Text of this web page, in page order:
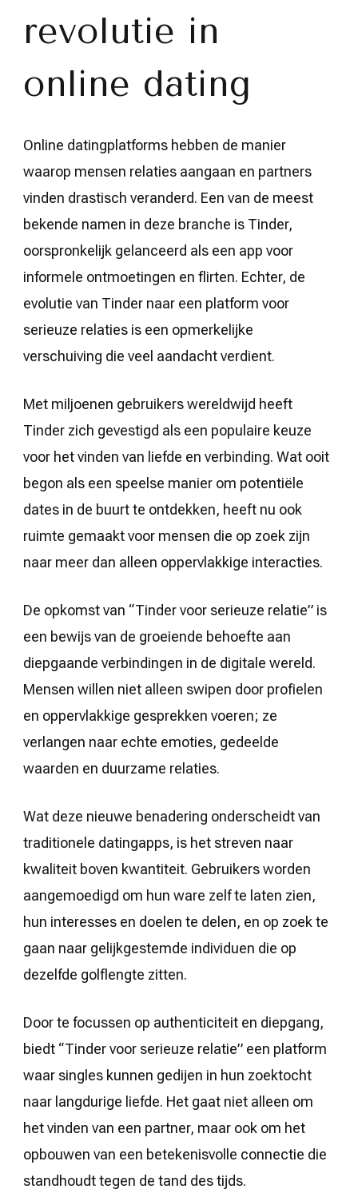
revolutie in
online dating
Online datingplatforms hebben de manier
waarop mensen relaties aangaan en partners
vinden drastisch veranderd. Een van de meest
bekende namen in deze branche is Tinder,
oorspronkelijk gelanceerd als een app voor
informele ontmoetingen en flirten. Echter, de
evolutie van Tinder naar een platform voor
serieuze relaties is een opmerkelijke
verschuiving die veel aandacht verdient.
Met miljoenen gebruikers wereldwijd heeft
Tinder zich gevestigd als een populaire keuze
voor het vinden van liefde en verbinding. Wat ooit
begon als een speelse manier om potentiële
dates in de buurt te ontdekken, heeft nu ook
ruimte gemaakt voor mensen die op zoek zijn
naar meer dan alleen oppervlakkige interacties.
De opkomst van “Tinder voor serieuze relatie” is
een bewijs van de groeiende behoefte aan
diepgaande verbindingen in de digitale wereld.
Mensen willen niet alleen swipen door profielen
en oppervlakkige gesprekken voeren; ze
verlangen naar echte emoties, gedeelde
waarden en duurzame relaties.
Wat deze nieuwe benadering onderscheidt van
traditionele datingapps, is het streven naar
kwaliteit boven kwantiteit. Gebruikers worden
aangemoedigd om hun ware zelf te laten zien,
hun interesses en doelen te delen, en op zoek te
gaan naar gelijkgestemde individuen die op
dezelfde golflengte zitten.
Door te focussen op authenticiteit en diepgang,
biedt “Tinder voor serieuze relatie” een platform
waar singles kunnen gedijen in hun zoektocht
naar langdurige liefde. Het gaat niet alleen om
het vinden van een partner, maar ook om het
opbouwen van een betekenisvolle connectie die
standhoudt tegen de tand des tijds.